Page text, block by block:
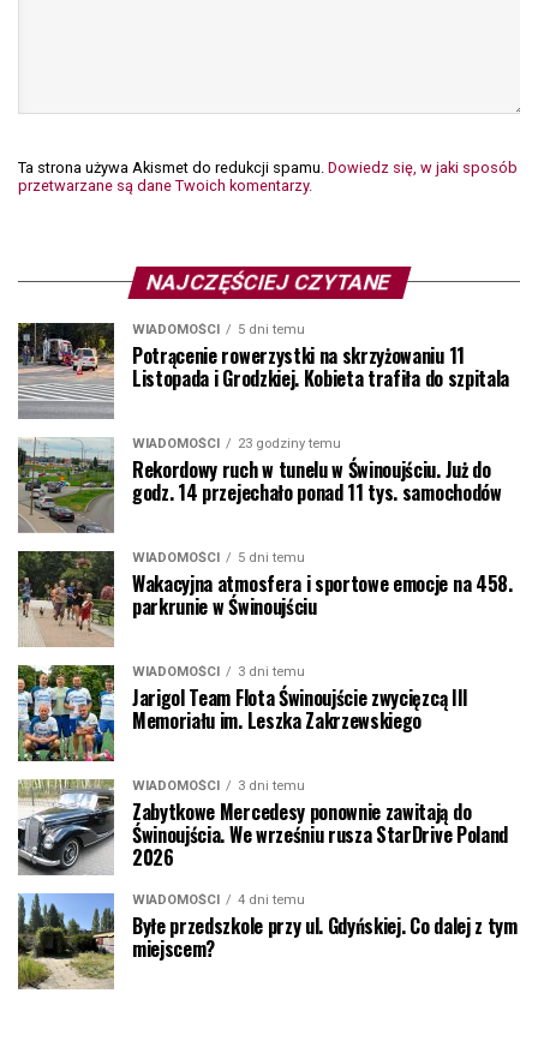
Ta strona używa Akismet do redukcji spamu. Dowiedz się, w jaki sposób
przetwarzane są dane Twoich komentarzy.
NAJCZĘŚCIEJ CZYTANE
WIADOMOŚCI 5 dni temu
Potrącenie rowerzystki na skrzyżowaniu 11
Listopada i Grodzkiej. Kobieta trafiła do szpitala
WIADOMOŚCI 23 godziny temu
Rekordowy ruch w tunelu w Świnoujściu. Już do
godz. 14 przejechało ponad 11 tys. samochodów
WIADOMOŚCI 5 dni temu
Wakacyjna atmosfera i sportowe emocje na 458.
parkrunie w Świnoujściu
WIADOMOŚCI 3 dni temu
Jarigol Team Flota Świnoujście zwycięzcą III
Memoriału im. Leszka Zakrzewskiego
WIADOMOŚCI 3 dni temu
Zabytkowe Mercedesy ponownie zawitają do
Świnoujścia. We wrześniu rusza StarDrive Poland
2026
WIADOMOŚCI 4 dni temu
Byłe przedszkole przy ul. Gdyńskiej. Co dalej z tym
miejscem?